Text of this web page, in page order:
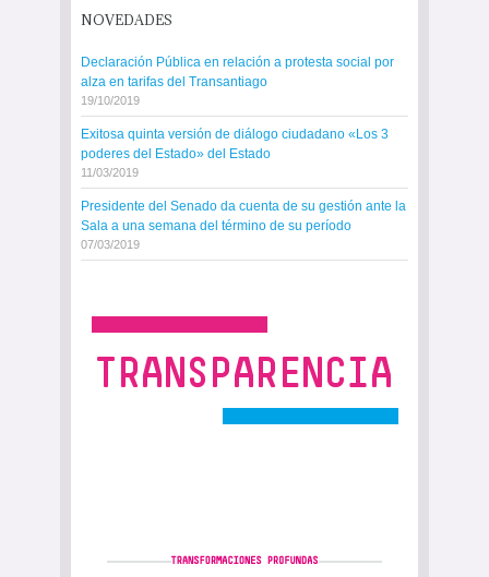
NOVEDADES
Declaración Pública en relación a protesta social por
alza en tarifas del Transantiago
19/10/2019
Exitosa quinta versión de diálogo ciudadano «Los 3
poderes del Estado» del Estado
11/03/2019
Presidente del Senado da cuenta de su gestión ante la
Sala a una semana del término de su período
07/03/2019